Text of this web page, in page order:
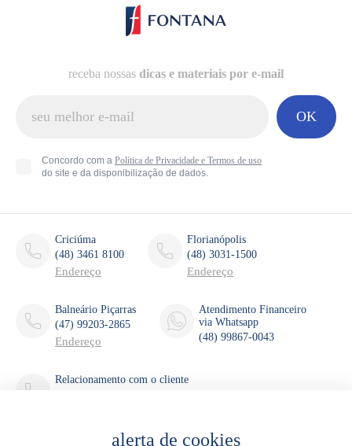
receba nossas dicas e materiais por e-mail
Concordo com a Política de Privacidade e Termos de uso
do site e da disponibilização de dados.
OK
Criciúma
(48) 3461 8100
Endereço
Florianópolis
(48) 3031-1500
Endereço
Balneário Piçarras
(47) 99203-2865
Endereço
Atendimento Financeiro
via Whatsapp
(48) 99867-0043
Relacionamento com o cliente
alerta de cookies